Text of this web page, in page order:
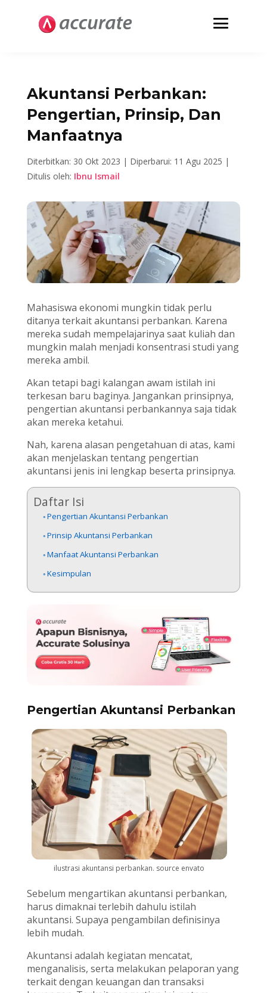
Akuntansi Perbankan:
Pengertian, Prinsip, Dan
Manfaatnya
Diterbitkan: 30 Okt 2023 | Diperbarui: 11 Agu 2025 |
Ditulis oleh: Ibnu Ismail
Mahasiswa ekonomi mungkin tidak perlu
ditanya terkait akuntansi perbankan. Karena
mereka sudah mempelajarinya saat kuliah dan
mungkin malah menjadi konsentrasi studi yang
mereka ambil.
Akan tetapi bagi kalangan awam istilah ini
terkesan baru baginya. Jangankan prinsipnya,
pengertian akuntansi perbankannya saja tidak
akan mereka ketahui.
Nah, karena alasan pengetahuan di atas, kami
akan menjelaskan tentang pengertian
akuntansi jenis ini lengkap beserta prinsipnya.
Daftar Isi
Pengertian Akuntansi Perbankan
Prinsip Akuntansi Perbankan
Manfaat Akuntansi Perbankan
Kesimpulan
Pengertian Akuntansi Perbankan
ilustrasi akuntansi perbankan. source envato
Sebelum mengartikan akuntansi perbankan,
harus dimaknai terlebih dahulu istilah
akuntansi. Supaya pengambilan definisinya
lebih mudah.
Akuntansi adalah kegiatan mencatat,
menganalisis, serta melakukan pelaporan yang
terkait dengan keuangan dan transaksi